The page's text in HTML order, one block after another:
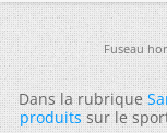
Fuseau
Dans la rubrique
produitssur le